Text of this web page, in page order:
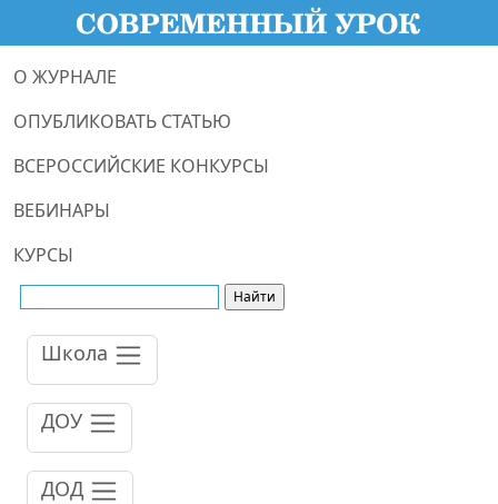
О ЖУРНАЛЕ
ОПУБЛИКОВАТЬ СТАТЬЮ
ВСЕРОССИЙСКИЕ КОНКУРСЫ
ВЕБИНАРЫ
КУРСЫ
Школа
ДОУ
ДОД